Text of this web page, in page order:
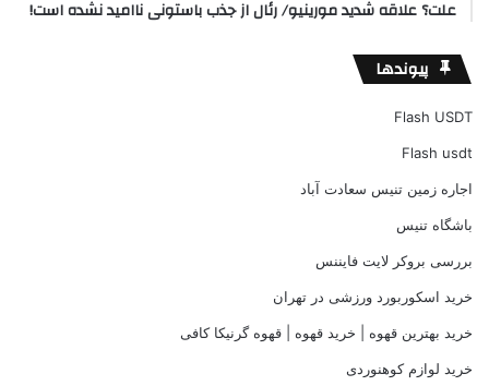
علت؟ علاقه شدید مورینیو/ رئال از جذب باستونی ناامید نشده است!
پیوندها
Flash USDT
Flash usdt
اجاره زمین تنیس سعادت آباد
باشگاه تنیس
بررسی بروکر لایت فایننس
خرید اسکوربورد ورزشی در تهران
خرید بهترین قهوه | خرید قهوه | قهوه گرنیکا کافی
خرید لوازم کوهنوردی